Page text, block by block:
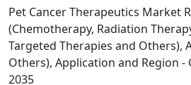
Pet Cancer Therapeutics Market
(Chemotherapy, Radiation
Targeted Therapies and Others),
Others), Application and Region -
2035